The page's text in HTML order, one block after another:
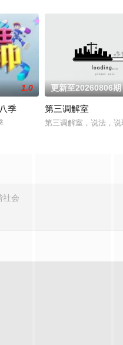
1.0
季
更新至20260806期
第三调解室
第三调解室，说法，